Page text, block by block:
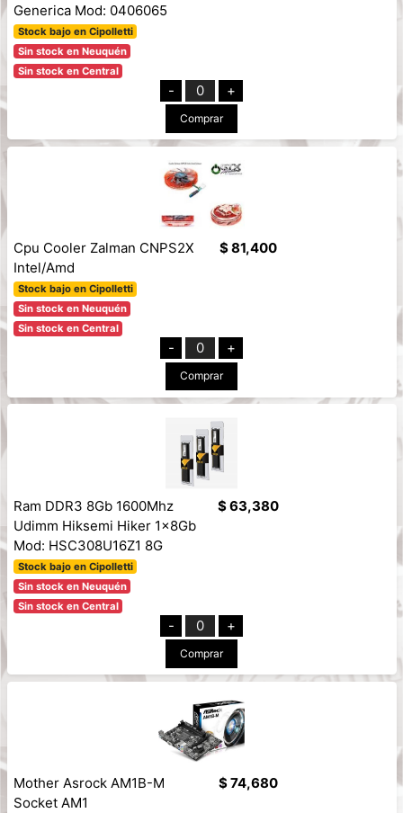
Generica Mod: 0406065
Stock bajo en Cipolletti
Sin stock en Neuquén
Sin stock en Central
- 0 +
Comprar
Cpu Cooler Zalman CNPS2X
Intel/Amd
Stock bajo en Cipolletti
Sin stock en Neuquén
Sin stock en Central
$ 81,400
- 0 +
Comprar
Ram DDR3 8Gb 1600Mhz
Udimm Hiksemi Hiker 1x8Gb
Mod: HSC308U16Z1 8G
Stock bajo en Cipolletti
Sin stock en Neuquén
Sin stock en Central
$ 63,380
- 0 +
Comprar
Mother Asrock AM1B-M
Socket AM1
$ 74,680